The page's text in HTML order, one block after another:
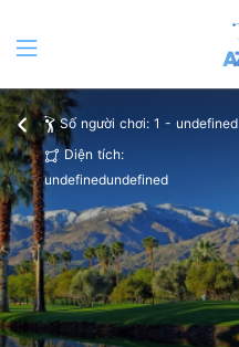
Số người chơi: 1 - undefined
Diện tích:
undefinedundefined